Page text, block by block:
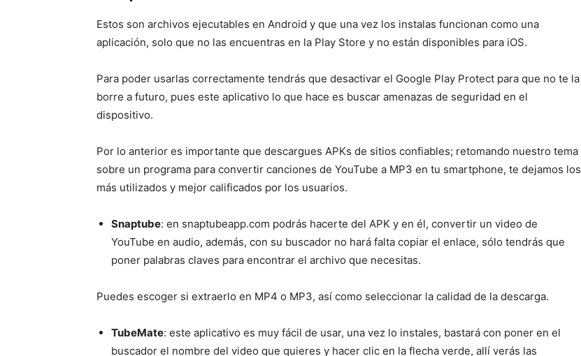
Estos son archivos ejecutables en Android y que una vez los instalas funcionan como una
aplicación, solo que no las encuentras en la Play Store y no están disponibles para iOS.
Para poder usarlas correctamente tendrás que desactivar el Google Play Protect para que no te la
borre a futuro, pues este aplicativo lo que hace es buscar amenazas de seguridad en el
dispositivo.
Por lo anterior es importante que descargues APKs de sitios confiables; retomando nuestro tema
sobre un programa para convertir canciones de YouTube a MP3 en tu smartphone, te dejamos los
más utilizados y mejor calificados por los usuarios.
Snaptube: en snaptubeapp.com podrás hacerte del APK y en él, convertir un video de
YouTube en audio, además, con su buscador no hará falta copiar el enlace, sólo tendrás que
poner palabras claves para encontrar el archivo que necesitas.
Puedes escoger si extraerlo en MP4 o MP3, así como seleccionar la calidad de la descarga.
TubeMate: este aplicativo es muy fácil de usar, una vez lo instales, bastará con poner en el
buscador el nombre del video que quieres y hacer clic en la flecha verde, allí verás las